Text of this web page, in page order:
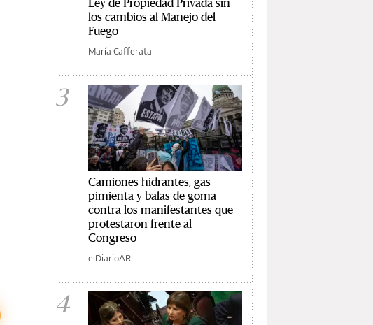
los cambios al Manejo del
Fuego
María Cafferata
3
Camiones hidrantes, gas
pimienta y balas de goma
contra los manifestantes que
protestaron frente al
Congreso
elDiarioAR
4